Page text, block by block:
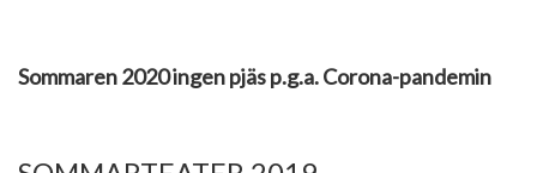
Sommaren 2020 ingen pjäs p.g.a. Corona-pandemin